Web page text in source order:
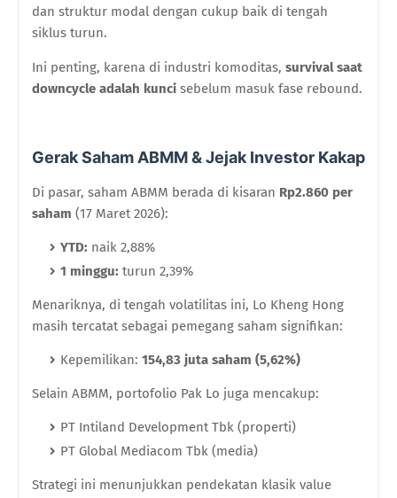
dan struktur modal dengan cukup baik di tengah
siklus turun.
Ini penting, karena di industri komoditas, survival saat
downcycle adalah kunci sebelum masuk fase rebound.
Gerak Saham ABMM & Jejak Investor Kakap
Di pasar, saham ABMM berada di kisaran Rp2.860 per
saham (17 Maret 2026):
YTD: naik 2,88%
1 minggu: turun 2,39%
Menariknya, di tengah volatilitas ini, Lo Kheng Hong
masih tercatat sebagai pemegang saham signifikan:
Kepemilikan: 154,83 juta saham (5,62%)
Selain ABMM, portofolio Pak Lo juga mencakup:
PT Intiland Development Tbk (properti)
PT Global Mediacom Tbk (media)
Strategi ini menunjukkan pendekatan klasik value